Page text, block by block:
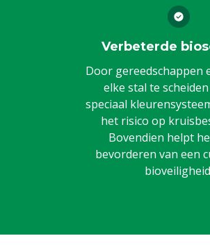
Verbeterde
Door gereedschappen
elke stal te
speciaal
het risico op
Bovendien helpt
bevorderen van een